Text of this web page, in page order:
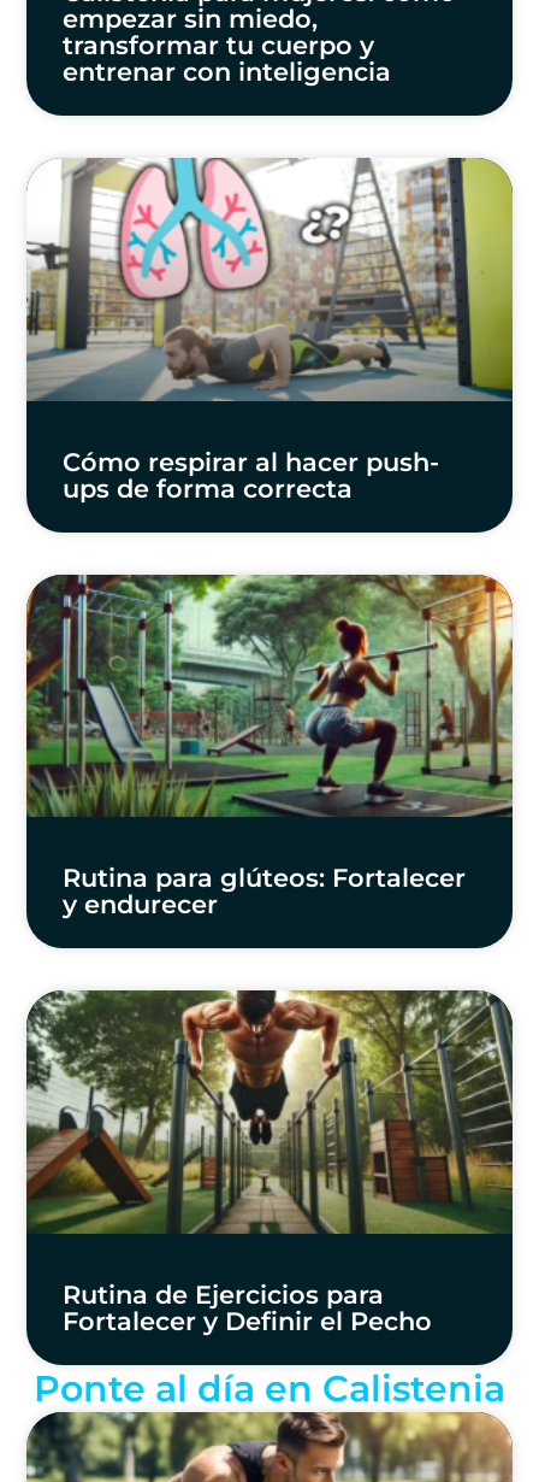
empezar sin miedo,
transformar tu cuerpo y
entrenar con inteligencia
Cómo respirar al hacer push-
ups de forma correcta
Rutina para glúteos: Fortalecer
y endurecer
Rutina de Ejercicios para
Fortalecer y Definir el Pecho
Ponte al día en Calistenia